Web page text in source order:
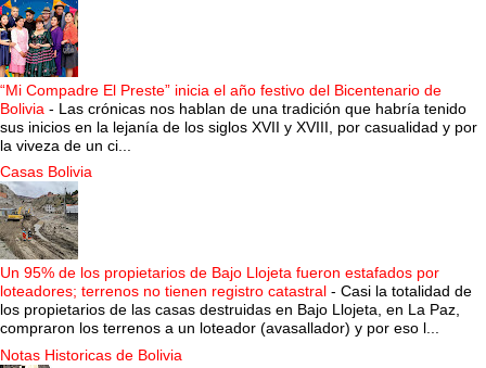
“Mi Compadre El Preste” inicia el año festivo del Bicentenario de
Bolivia - Las crónicas nos hablan de una tradición que habría tenido
sus inicios en la lejanía de los siglos XVII y XVIII, por casualidad y por
la viveza de un ci...
Casas Bolivia
Un 95% de los propietarios de Bajo Llojeta fueron estafados por
loteadores; terrenos no tienen registro catastral - Casi la totalidad de
los propietarios de las casas destruidas en Bajo Llojeta, en La Paz,
compraron los terrenos a un loteador (avasallador) y por eso l...
Notas Historicas de Bolivia